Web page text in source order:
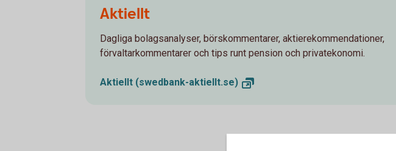
Aktiellt
Dagliga bolagsanalyser, börskommentarer, aktierekommendationer,
förvaltarkommentarer och tips runt pension och privatekonomi.
Aktiellt (swedbank-aktiellt.se)